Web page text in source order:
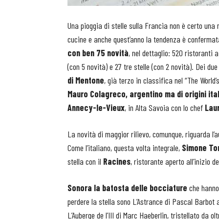
Una pioggia di stelle sulla Francia non è certo
cucine e anche quest’anno la tendenza è
con ben 75 novità, nel dettaglio: 520 ristoranti
(con 5 novità) e 27 tre stelle (con 2 novità). Dei
di Mentone, già terzo in classifica nel “The
Mauro Colagreco, argentino ma di origini
Annecy-le-Vieux, in Alta Savoia con lo chef
La novità di maggior rilievo, comunque, riguarda
Come l’italiano, questa volta integrale, Simone
stella con il Racines, ristorante aperto all’inizio
Sonora la batosta delle bocciature che
perdere la stella sono L’Astrance di Pascal
L’Auberge de l’III di Marc Haeberlin, tristellato da